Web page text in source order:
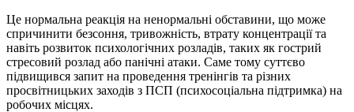
Це нормальна реакція на ненормальні обставини, що може
спричинити безсоння, тривожність, втрату концентрації та
навіть розвиток психологічних розладів, таких як гострий
стресовий розлад або панічні атаки. Саме тому суттєво
підвищився запит на проведення тренінгів та різних
просвітницьких заходів з ПСП (психосоціальна підтримка) на
робочих місцях.